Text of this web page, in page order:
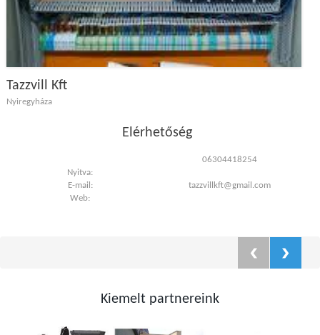
Tazzvill Kft
Nyiregyháza
Elérhetőség
06304418254
Nyitva:
E-mail:
tazzvillkft@gmail.com
Web:
Kiemelt partnereink